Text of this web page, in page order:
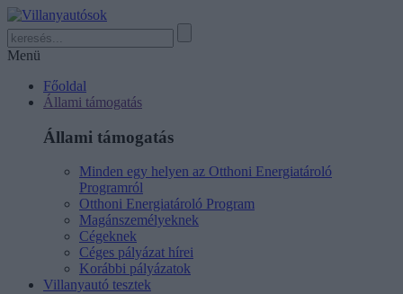
Menü
Főoldal
Állami támogatás
Állami támogatás
Minden egy helyen az Otthoni Energiatároló
Programról
Otthoni Energiatároló Program
Magánszemélyeknek
Cégeknek
Céges pályázat hírei
Korábbi pályázatok
Villanyautó tesztek